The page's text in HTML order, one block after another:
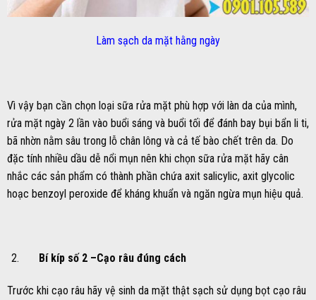
Làm sạch da mặt hằng ngày
Vì vậy bạn cần chọn loại sữa rửa mặt phù hợp với làn da của mình,
rửa mặt ngày 2 lần vào buổi sáng và buổi tối để đánh bay bụi bẩn li ti,
bã nhờn nằm sâu trong lỗ chân lông và cả tế bào chết trên da. Do
đặc tính nhiều dầu dễ nổi mụn nên khi chọn sữa rửa mặt hãy cân
nhắc các sản phẩm có thành phần chứa axit salicylic, axit glycolic
hoạc benzoyl peroxide để kháng khuẩn và ngăn ngừa mụn hiệu quả.
Bí kíp số 2 –Cạo râu đúng cách
Trước khi cạo râu hãy vệ sinh da mặt thật sạch sử dụng bọt cạo râu